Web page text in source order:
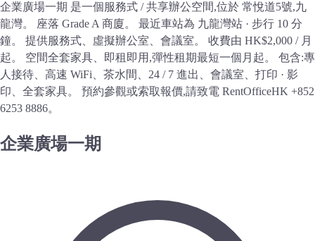
企業廣場一期 是一個服務式 / 共享辦公空間,位於 常悅道5號,九
龍灣。 座落 Grade A 商廈。 最近車站為 九龍灣站 · 步行 10 分
鐘。 提供服務式、虛擬辦公室、會議室。 收費由 HK$2,000 / 月
起。 空間全套家具、即租即用,彈性租期最短一個月起。 包含:專
人接待、高速 WiFi、茶水間、24 / 7 進出、會議室、打印 · 影
印、全套家具。 預約參觀或索取報價,請致電 RentOfficeHK +852
6253 8886。
企業廣場一期